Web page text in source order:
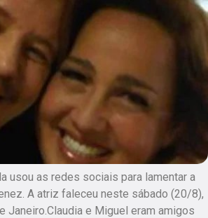
usou as redes sociais para lamentar a
A atriz faleceu neste sábado (20/8),
Janeiro.Claudia e Miguel eram amigos